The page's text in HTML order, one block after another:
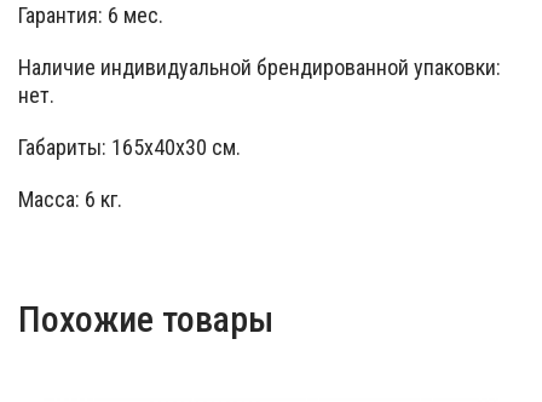
Гарантия: 6 мес.
Наличие индивидуальной брендированной упаковки:
нет.
Габариты: 165х40х30 см.
Масса: 6 кг.
Похожие товары